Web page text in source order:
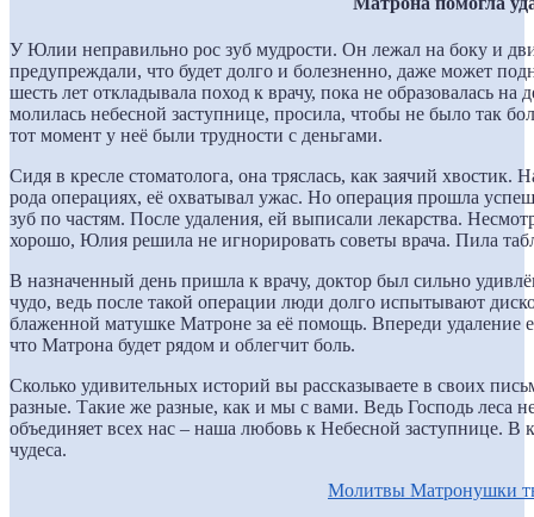
У Юлии неправильно рос зуб мудрости. Он лежал на боку и
предупреждали, что будет долго и болезненно, даже может
шесть лет откладывала поход к врачу, пока не образовалась
молилась небесной заступнице, просила, чтобы не было так
тот момент у неё были трудности с деньгами.
Сидя в кресле стоматолога, она тряслась, как заячий хвостик.
рода операциях, её охватывал ужас. Но операция прошла
зуб по частям. После удаления, ей выписали лекарства.
хорошо, Юлия решила не игнорировать советы врача. Пила
В назначенный день пришла к врачу, доктор был сильно
чудо, ведь после такой операции люди долго испытывают
блаженной матушке Матроне за её помощь. Впереди удаление
что Матрона будет рядом и облегчит боль.
Сколько удивительных историй вы рассказываете в своих
разные. Такие же разные, как и мы с вами. Ведь Господь леса
объединяет всех нас – наша любовь к Небесной заступнице.
чудеса.
Молитвы Матронушки